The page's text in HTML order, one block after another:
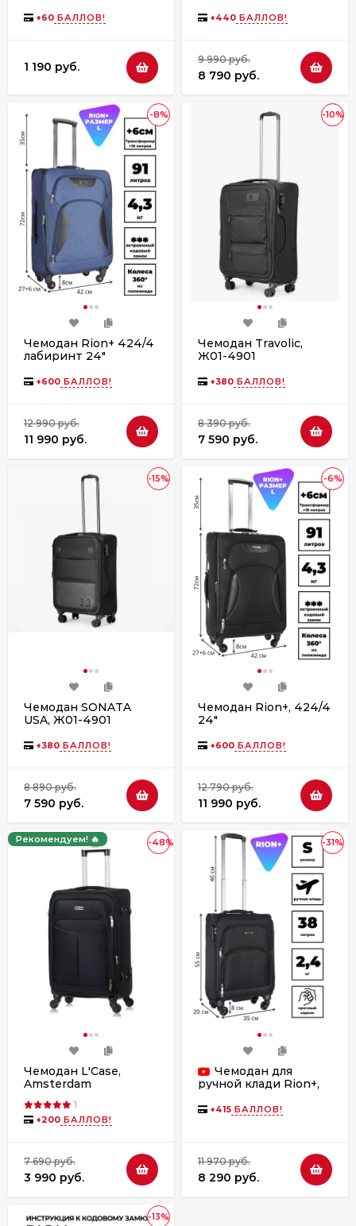
+60 БАЛЛОВ!
1 190 руб.
+440 БАЛЛОВ!
9 990 руб.
8 790 руб.
-8%
Чемодан Rion+ 424/4
лабиринт 24"
+600 БАЛЛОВ!
12 990 руб.
11 990 руб.
-10%
Чемодан Travolic,
Ж01-4901
+380 БАЛЛОВ!
8 390 руб.
7 590 руб.
-15%
Чемодан SONATA
USA, Ж01-4901
+380 БАЛЛОВ!
8 890 руб.
7 590 руб.
-6%
Чемодан Rion+, 424/4
24"
+600 БАЛЛОВ!
12 790 руб.
11 990 руб.
-48%
Рекомендуем! 🔥
Чемодан L'Case,
Amsterdam
1
+200 БАЛЛОВ!
7 690 руб.
3 990 руб.
-31%
Чемодан для
ручной клади Rion+,
+415 БАЛЛОВ!
11 970 руб.
8 290 руб.
-13%